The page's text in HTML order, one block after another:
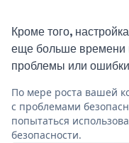
Кроме того,
еще больше времени
проблемы или
По мере роста вашей
с проблемами
попытаться
безопасности.